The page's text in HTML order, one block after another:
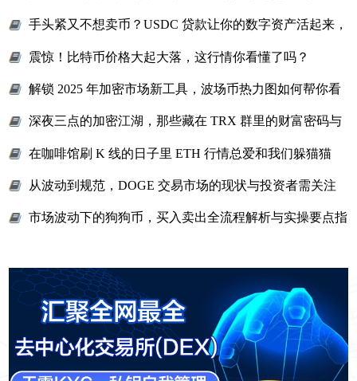
手头紧又不想卖币？USDC 贷款让你的数字资产活起来，
震惊！比特币价格大起大落，这行情你看懂了吗？
解锁 2025 年加密市场新工具，波场币热力图如何帮你看
深夜三点的加密江湖，那些藏在 TRX 群里的财富密码与
在咖啡馆刷 K 线的日子里 ETH 行情总爱和我们躲猫猫
从波动到规范，DOGE 交易市场的现状与投资者需关注
市场波动下的狗狗币，买入卖出全流程解析与实操要点指